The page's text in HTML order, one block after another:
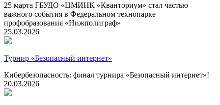
25 марта ГБУДО «ЦМИНК «Кванториум» стал частью
важного события в Федеральном технопарке
профобразования «Нижполиграф»
25.03.2026
Турнир «Безопасный интернет»
Кибербезопасность: финал турнира «Безопасный интернет»!
20.03.2026